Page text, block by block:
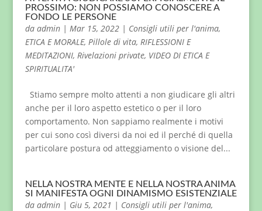
PROSSIMO: NON POSSIAMO CONOSCERE A
FONDO LE PERSONE
da admin| Mar 15, 2022| Consigli utili per l'anima,
ETICA E MORALE, Pillole di vita, RIFLESSIONI E
MEDITAZIONI, Rivelazioni private, VIDEO DI ETICA E
SPIRITUALITA'
Stiamo sempre molto attenti a non giudicare gli altri
anche per il loro aspetto estetico o per il loro
comportamento. Non sappiamo realmente i motivi
per cui sono così diversi da noi ed il perché di quella
particolare postura od atteggiamento o visione del...
NELLA NOSTRA MENTE E NELLA NOSTRA ANIMA
SI MANIFESTA OGNI DINAMISMO ESISTENZIALE
da admin| Giu 5, 2021 | Consigli utili per l'anima,